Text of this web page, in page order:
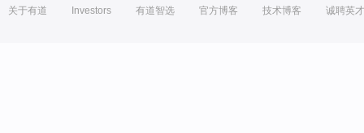
关于有道 Investors 有道智选 官方博客 技术博客 诚聘英才